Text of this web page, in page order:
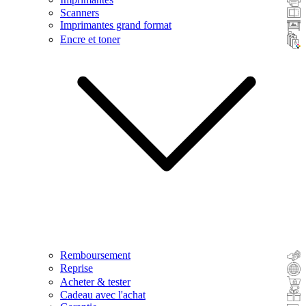
Scanners
Imprimantes grand format
Encre et toner
Remboursement
Reprise
Acheter & tester
Cadeau avec l'achat